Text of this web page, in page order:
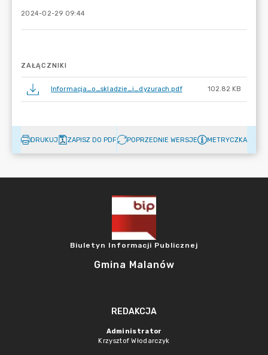
2024-02-29 09:44
ZAŁĄCZNIKI
Informacja_o_skladzie_i_dyzurach.pdf 102.82 KB
DRUKUJ ZAPISZ DO PDF POPRZEDNIE WERSJE METRYCZKA
Biuletyn Informacji Publicznej
Gmina Malanów
REDAKCJA
Administrator
Krzysztof Włodarczyk